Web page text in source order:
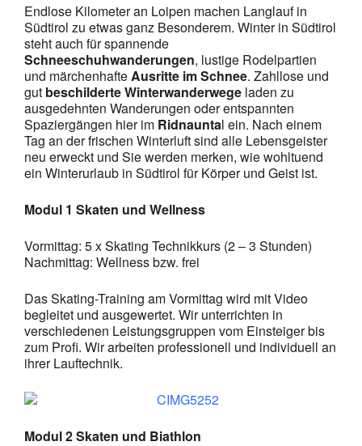
Endlose Kilometer an Loipen machen Langlauf in
Südtirol zu etwas ganz Besonderem. Winter in Südtirol
steht auch für spannende
Schneeschuhwanderungen, lustige Rodelpartien
und märchenhafte Ausritte im Schnee. Zahllose und
gut beschilderte Winterwanderwege laden zu
ausgedehnten Wanderungen oder entspannten
Spaziergängen hier im Ridnauntal ein. Nach einem
Tag an der frischen Winterluft sind alle Lebensgeister
neu erweckt und Sie werden merken, wie wohltuend
ein Winterurlaub in Südtirol für Körper und Geist ist.
Modul 1 Skaten und Wellness
Vormittag: 5 x Skating Technikkurs (2 – 3 Stunden)
Nachmittag: Wellness bzw. frei
Das Skating-Training am Vormittag wird mit Video
begleitet und ausgewertet. Wir unterrichten in
verschiedenen Leistungsgruppen vom Einsteiger bis
zum Profi. Wir arbeiten professionell und individuell an
ihrer Lauftechnik.
Modul 2 Skaten und Biathlon